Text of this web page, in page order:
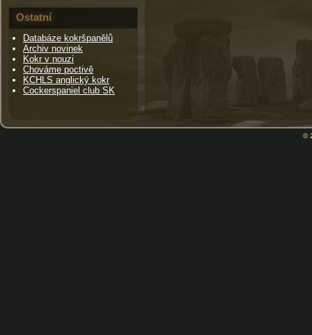
Ostatní
Databáze kokršpanělů
Archiv novinek
Kokr v nouzi
Chováme poctivě
KCHLS anglický kokr
Cockerspaniel club SK
©